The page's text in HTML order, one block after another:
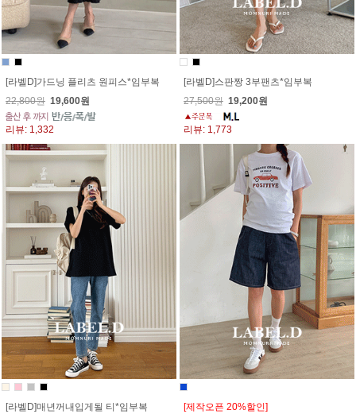
[라벨D]가드닝 플리츠 원피스*임부복
22,800원 19,600원
리뷰: 1,332
[라벨D]스판짱 3부팬츠*임부복
27,500원 19,200원
리뷰: 1,773
[라벨D]매년꺼내입게될 티*임부복
[제작오픈 20%할인]